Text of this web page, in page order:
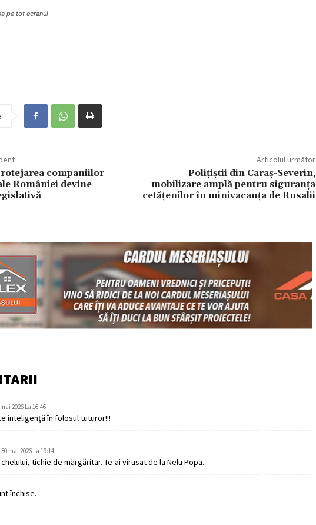
pe tot ecranul
companiilor
României devine
Articolul următor
Polițiștii din Caraș-Severin,
mobilizare amplă pentru siguranța
cetățenilor în minivacanța de Rusalii
2026 La 16:46
inteligență în folosul tuturor!!!
30 mai 2026 La 19:14
tichie de mărgăritar. Te-ai virusat de la Nelu Popa.
închise.